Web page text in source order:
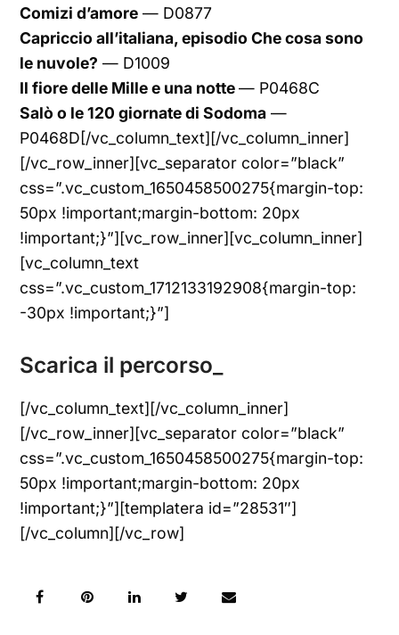
Comizi d’amore — D0877
Capriccio all’italiana, episodio Che cosa sono
le nuvole? — D1009
Il fiore delle Mille e una notte— P0468C
Salò o le 120 giornate di Sodoma —
P0468D[/vc_column_text][/vc_column_inner]
[/vc_row_inner][vc_separator color=”black”
css=”.vc_custom_1650458500275{margin-top:
50px !important;margin-bottom: 20px
!important;}”][vc_row_inner][vc_column_inner]
[vc_column_text
css=”.vc_custom_1712133192908{margin-top:
-30px !important;}”]
Scarica il percorso_
[/vc_column_text][/vc_column_inner]
[/vc_row_inner][vc_separator color=”black”
css=”.vc_custom_1650458500275{margin-top:
50px !important;margin-bottom: 20px
!important;}”][templatera id=”28531″]
[/vc_column][/vc_row]